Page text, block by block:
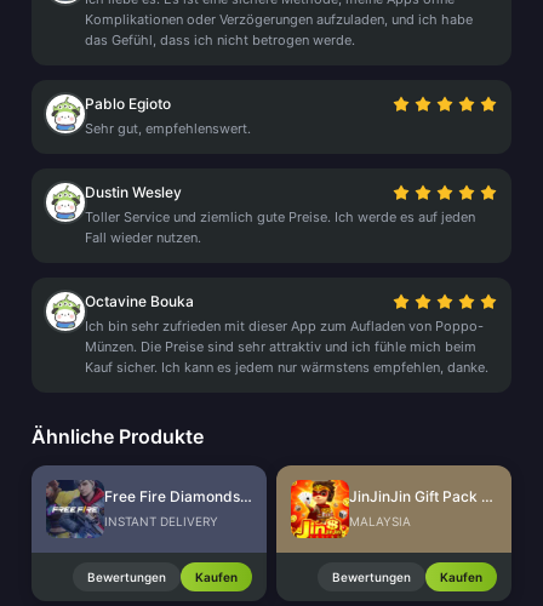
Komplikationen oder Verzögerungen aufzuladen, und ich habe
das Gefühl, dass ich nicht betrogen werde.
Pablo Egioto
Sehr gut, empfehlenswert.
Dustin Wesley
Toller Service und ziemlich gute Preise. Ich werde es auf jeden
Fall wieder nutzen.
Octavine Bouka
Ich bin sehr zufrieden mit dieser App zum Aufladen von Poppo-
Münzen. Die Preise sind sehr attraktiv und ich fühle mich beim
Kauf sicher. Ich kann es jedem nur wärmstens empfehlen, danke.
Ähnliche Produkte
Free Fire Diamonds EU + TR
INSTANT DELIVERY
Bewertungen Kaufen
JinJinJin Gift Pack Redeem Code
MALAYSIA
Bewertungen Kaufen